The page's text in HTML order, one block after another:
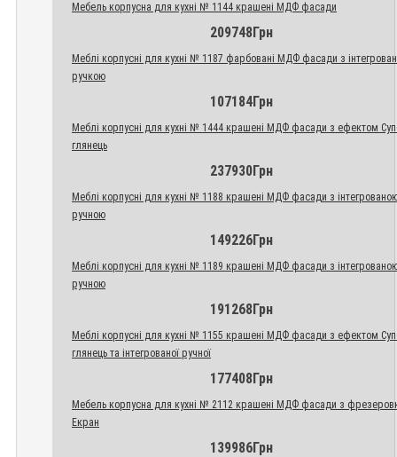
Мебель корпусна для кухні № 1144 крашені МДФ фасади
209748Грн
Меблі корпусні для кухні № 1187 фарбовані МДФ фасади з
ручкою
107184Грн
Меблі корпусні для кухні № 1444 крашені МДФ фасади з ефектом
глянець
237930Грн
Меблі корпусні для кухні № 1188 крашені МДФ фасади з
ручною
149226Грн
Меблі корпусні для кухні № 1189 крашені МДФ фасади з
ручною
191268Грн
Меблі корпусні для кухні № 1155 крашені МДФ фасади з ефектом
глянець та інтегрованої ручної
177408Грн
Мебель корпусна для кухні № 2112 крашені МДФ фасади з
Екран
139986Грн